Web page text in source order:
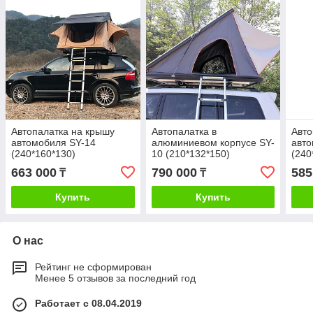
Автопалатка на крышу
автомобиля SY-14
(240*160*130)
663 000 ₸
Купить
Автопалатка в
алюминиевом корпусе SY-
10 (210*132*150)
790 000₸
Купить
О нас
Рейтинг не сформирован
Менее 5 отзывов за последний год
Работает с 08.04.2019